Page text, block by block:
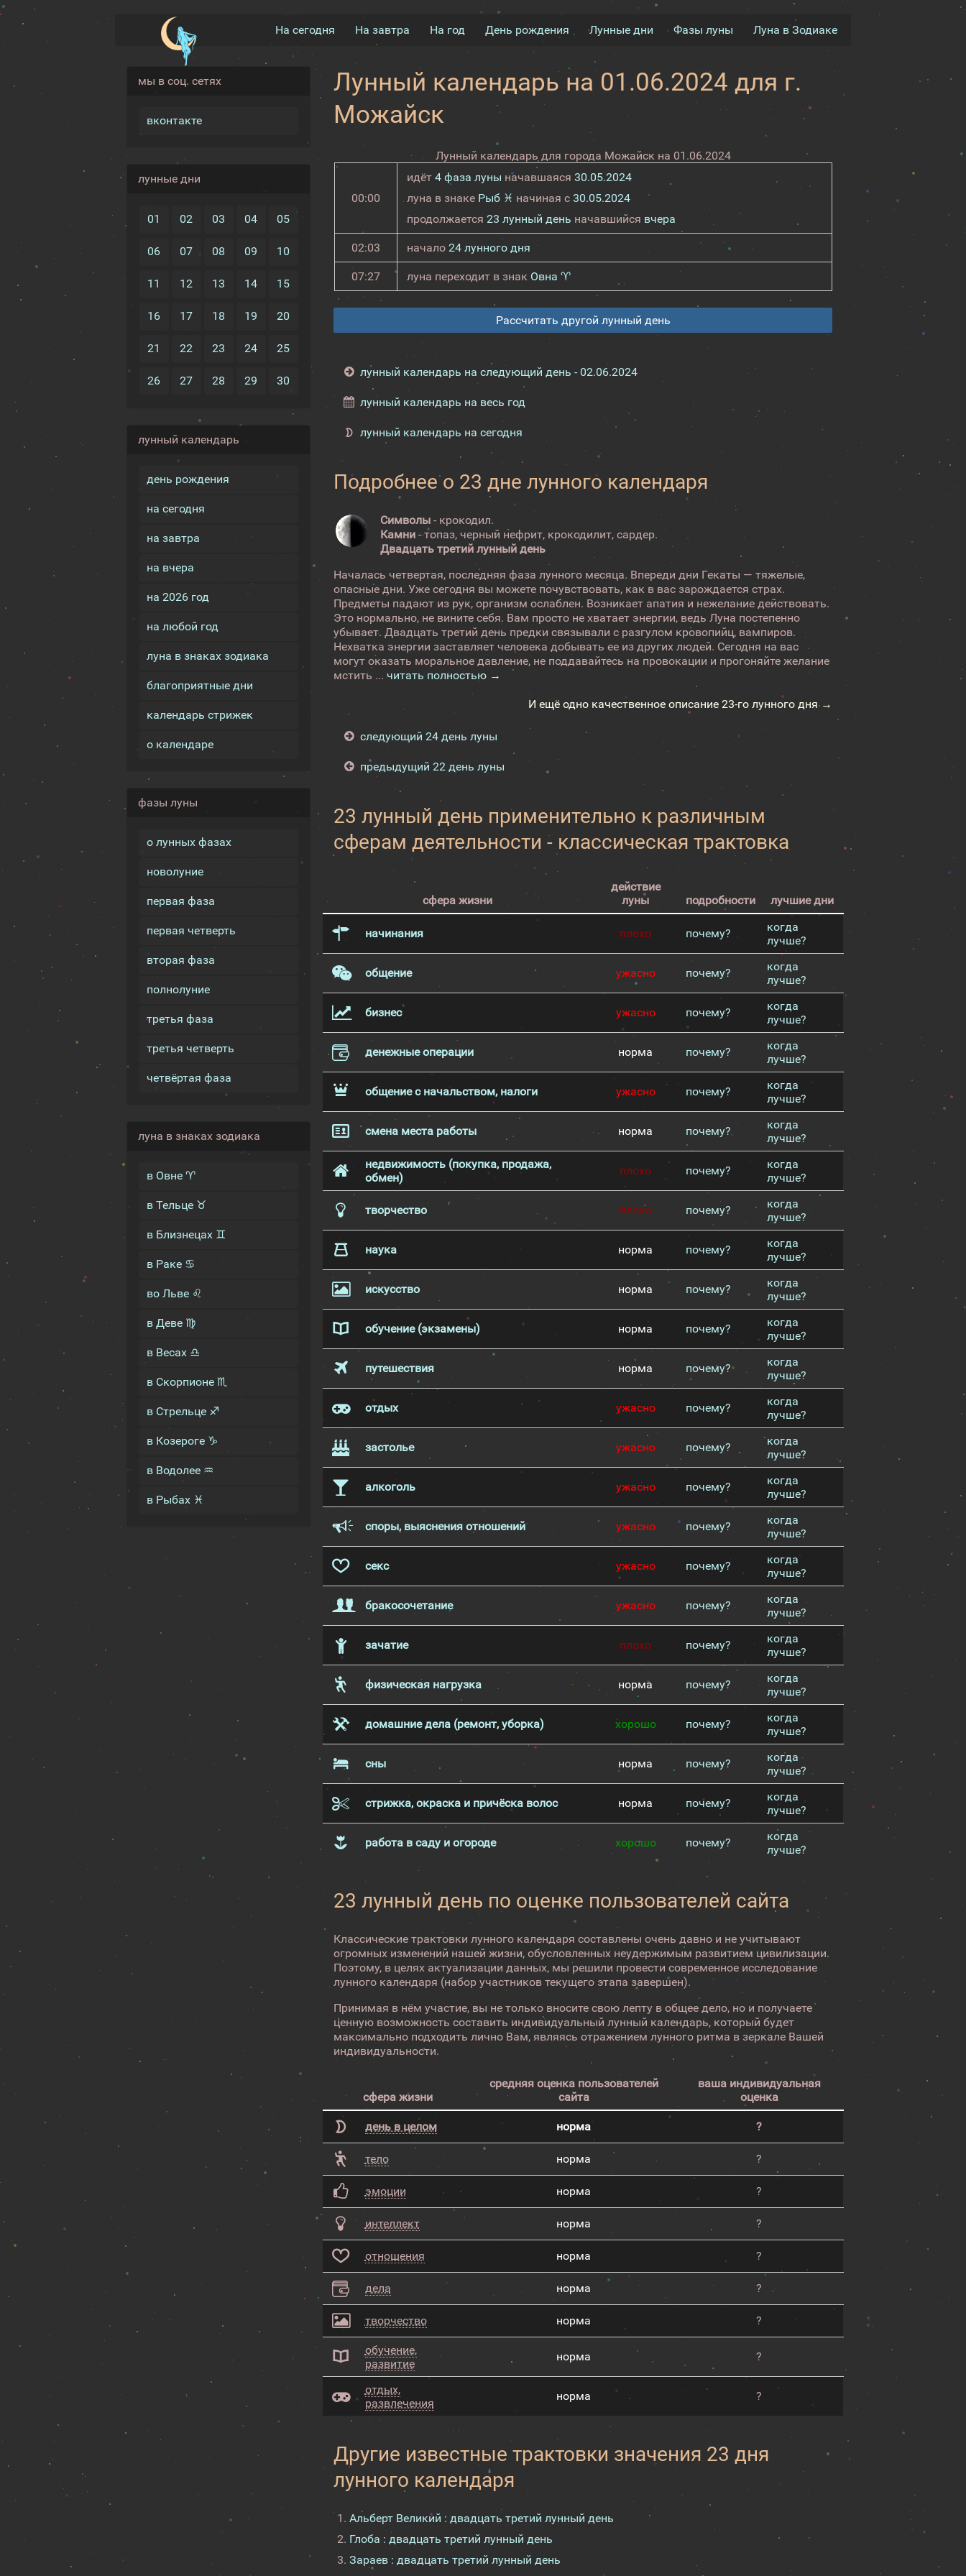
На сегодня На завтра На год День рождения Лунные дни Фазы луны Луна в Зодиаке
мы в соц. сетях
вконтакте
лунные дни
01 02 03 04 05
06 07 08 09 10
11 12 13 14 15
16 17 18 19 20
21 22 23 24 25
26 27 28 29 30
лунный календарь
день рождения
на сегодня
на завтра
на вчера
на 2026 год
на любой год
луна в знаках зодиака
благоприятные дни
календарь стрижек
о календаре
фазы луны
о лунных фазах
новолуние
первая фаза
первая четверть
вторая фаза
полнолуние
третья фаза
третья четверть
четвёртая фаза
луна в знаках зодиака
в Овне ♈
в Тельце ♉
в Близнецах ♊
в Раке ♋
во Льве ♌
в Деве ♍
в Весах ♎
в Скорпионе ♏
в Стрельце ♐
в Козероге ♑
в Водолее ♒
в Рыбах ♓
Лунный календарь на 01.06.2024 для г.
Можайск
Лунный календарь для города Можайск на 01.06.2024
00:00
идёт 4 фаза луны начавшаяся 30.05.2024
луна в знаке Рыб ♓ начиная с 30.05.2024
продолжается 23 лунный день начавшийся вчера
02:03 начало 24 лунного дня
07:27 луна переходит в знак Овна ♈
Рассчитать другой лунный день
лунный календарь на следующий день - 02.06.2024
лунный календарь на весь год
лунный календарь на сегодня
Подробнее о 23 дне лунного календаря
Символы - крокодил.
Камни - топаз, черный нефрит, крокодилит, сардер.
Двадцать третий лунный день
Началась четвертая, последняя фаза лунного месяца. Впереди дни Гекаты — тяжелые,
опасные дни. Уже сегодня вы можете почувствовать, как в вас зарождается страх.
Предметы падают из рук, организм ослаблен. Возникает апатия и нежелание действовать.
Это нормально, не вините себя. Вам просто не хватает энергии, ведь Луна постепенно
убывает. Двадцать третий день предки связывали с разгулом кровопийц, вампиров.
Нехватка энергии заставляет человека добывать ее из других людей. Сегодня на вас
могут оказать моральное давление, не поддавайтесь на провокации и прогоняйте желание
мстить ...читать полностью →
И ещё одно качественное описание 23-го лунного дня →
следующий 24 день луны
предыдущий 22 день луны
23 лунный день применительно к различным
сферам деятельности - классическая трактовка
сфера жизни
действие
луны
подробности лучшие дни
начинания плохо почему?
когда
лучше?
общение ужасно почему?
когда
лучше?
бизнес ужасно почему?
когда
лучше?
денежные операции норма почему?
когда
лучше?
общение с начальством, налоги ужасно почему?
когда
лучше?
смена места работы норма почему?
когда
лучше?
недвижимость (покупка, продажа,
обмен)
плохо почему?
когда
лучше?
творчество плохо почему?
когда
лучше?
наука норма почему?
когда
лучше?
искусство норма почему?
когда
лучше?
обучение (экзамены) норма почему?
когда
лучше?
путешествия норма почему?
когда
лучше?
отдых ужасно почему?
когда
лучше?
застолье ужасно почему?
когда
лучше?
алкоголь ужасно почему?
когда
лучше?
споры, выяснения отношений ужасно почему?
когда
лучше?
секс ужасно почему?
когда
лучше?
бракосочетание ужасно почему?
когда
лучше?
зачатие плохо почему?
когда
лучше?
физическая нагрузка норма почему?
когда
лучше?
домашние дела (ремонт, уборка) хорошо почему?
когда
лучше?
сны норма почему?
когда
лучше?
стрижка, окраска и причёска волос норма почему?
когда
лучше?
работа в саду и огороде хорошо почему?
когда
лучше?
23 лунный день по оценке пользователей сайта
Классические трактовки лунного календаря составлены очень давно и не учитывают
огромных изменений нашей жизни, обусловленных неудержимым развитием цивилизации.
Поэтому, в целях актуализации данных, мы решили провести современное исследование
лунного календаря (набор участников текущего этапа завершен).
Принимая в нём участие, вы не только вносите свою лепту в общее дело, но и получаете
ценную возможность составить индивидуальный лунный календарь, который будет
максимально подходить лично Вам, являясь отражением лунного ритма в зеркале Вашей
индивидуальности.
сфера жизни
средняя оценка пользователей
сайта
ваша индивидуальная
оценка
день в целом норма ?
тело норма ?
эмоции норма ?
интеллект норма ?
отношения норма ?
дела норма ?
творчество норма ?
обучение,
развитие
норма ?
отдых,
развлечения
норма ?
Другие известные трактовки значения 23 дня
лунного календаря
Альберт Великий : двадцать третий лунный день
Глоба : двадцать третий лунный день
Зараев : двадцать третий лунный день